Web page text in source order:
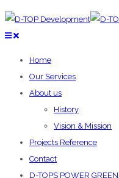
Home
Our Services
About us
History
Vision & Mission
Projects Reference
Contact
D-TOPS POWER GREEN